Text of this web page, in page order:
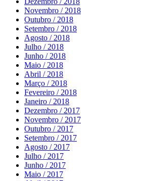
Novembro / 2018
Outubro / 2018
Setembro / 2018
Agosto / 2018
Julho / 2018
Junho / 2018
Maio / 2018
Abril / 2018
Março / 2018
Fevereiro / 2018
Janeiro / 2018
Dezembro / 2017
Novembro / 2017
Outubro / 2017
Setembro / 2017
Agosto / 2017
Julho / 2017
Junho / 2017
Maio / 2017